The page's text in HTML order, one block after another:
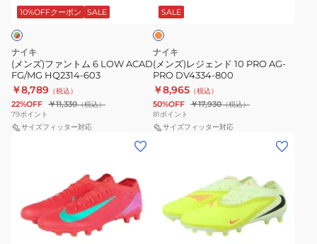
ム
6
LOW
ACAD
FG/MG
HQ2314-
603
10%OFFクーポン SALE
ナイキ
(メンズ)ファントム 6 LOW ACAD
FG/MG HQ2314-603
￥8,789 （税込）
22%OFF ￥11,330（税込）
79ポイント
サイズフィッター対応
ド
10
PRO
AG-
PRO
DV4334-
800
SALE
ン
ナイキ
(メンズ)レジェンド 10 PRO AG-
PRO DV4334-800
￥8,965 （税込）
50%OFF ￥17,930（税込）
81ポイント
サイズフィッター対応
ー
ァ